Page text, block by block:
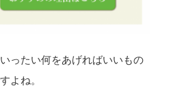
いったい何をあげればいいもの
よね。